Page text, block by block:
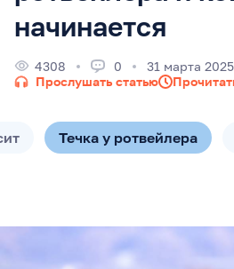
начинается
4308 0
31 марта 2025
Прослушать статью
Течка у ротвейлера